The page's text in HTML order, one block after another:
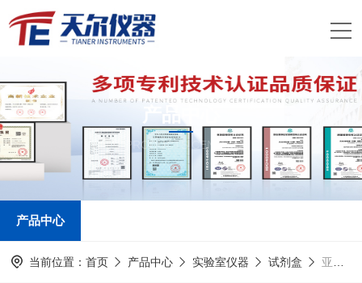
产品中心
PRODUCTS CENTER
产品中心
当前位置： 首页 产品中心 实验室仪器 试剂盒 亚硝酸盐测定试剂盒